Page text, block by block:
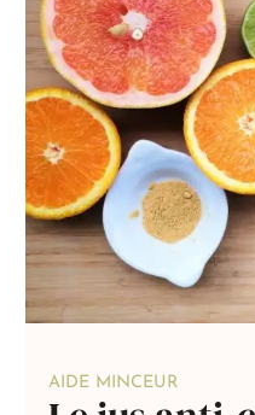
AIDE MINCEUR